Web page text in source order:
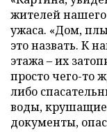
жителей
ужаса. «Дом,
это назвать. К
этажа–их
просто чего-то
либо
воды, крушащие
документы,